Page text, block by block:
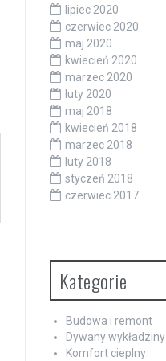
lipiec 2020
czerwiec 2020
maj 2020
kwiecień 2020
marzec 2020
luty 2020
maj 2018
kwiecień 2018
marzec 2018
luty 2018
styczeń 2018
czerwiec 2017
Kategorie
Budowa i remont
Dywany wykładziny
Komfort cieplny